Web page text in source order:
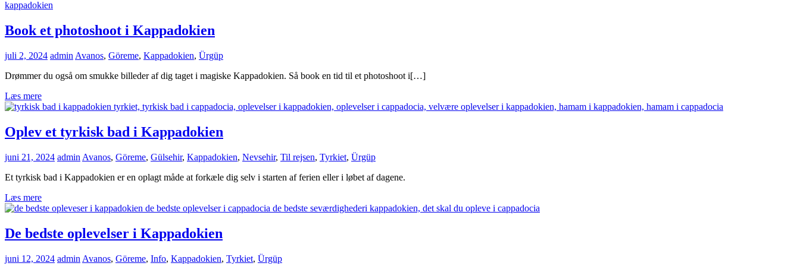
Book et photoshoot i Kappadokien
juli 2, 2024 admin Avanos, Göreme, Kappadokien, Ürgüp
Drømmer du også om smukke billeder af dig taget i magiske Kappadokien. Så book en tid til et photoshoot i[…]
Læs mere
Oplev et tyrkisk bad i Kappadokien
juni 21, 2024 admin Avanos, Göreme, Gülsehir, Kappadokien, Nevsehir, Til rejsen, Tyrkiet, Ürgüp
Et tyrkisk bad i Kappadokien er en oplagt måde at forkæle dig selv i starten af ferien eller i løbet af dagene.
Læs mere
De bedste oplevelser i Kappadokien
juni 12, 2024 admin Avanos, Göreme, Info, Kappadokien, Tyrkiet, Ürgüp